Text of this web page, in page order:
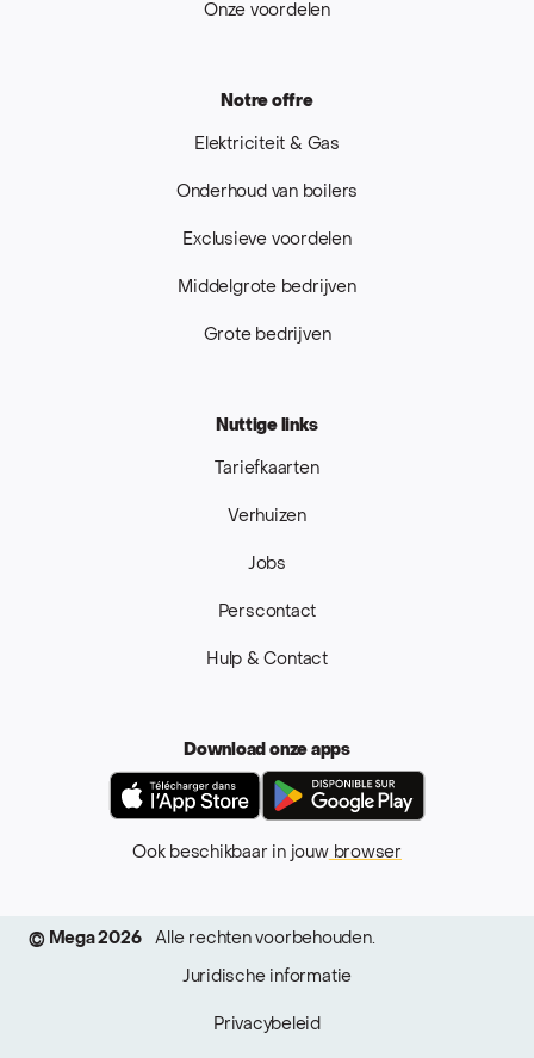
Onze voordelen
Notre offre
Elektriciteit & Gas
Onderhoud van boilers
Exclusieve voordelen
Middelgrote bedrijven
Grote bedrijven
Nuttige links
Tariefkaarten
Verhuizen
Jobs
Perscontact
Hulp & Contact
Download onze apps
App Store
Ook beschikbaar in jouwbrowser
© Mega 2026 Alle rechten voorbehouden.
Juridische informatie
Privacybeleid